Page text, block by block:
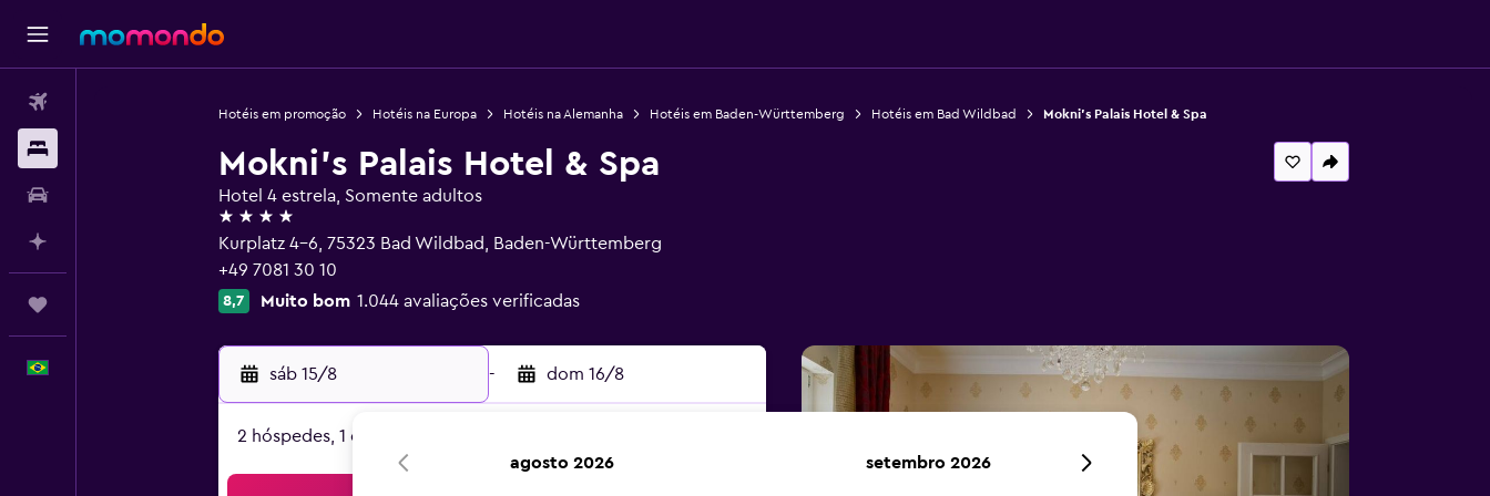
Hotéis em promoção Hotéis na Europa Hotéis na Alemanha Hotéis em Baden-Württemberg Hotéis em Bad Wildbad Mokni's Palais Hotel & Spa
Mokni's Palais Hotel & Spa
Hotel 4 estrela, Somente adultos
4 estrelas
Kurplatz 4-6, 75323 Bad Wildbad, Baden-Württemberg
+49 7081 30 10
8,7 Muito bom 1.044 avaliações verificadas
sáb 15/8 - dom 16/8
2 hóspedes, 1 quarto
agosto 2026 setembro 2026